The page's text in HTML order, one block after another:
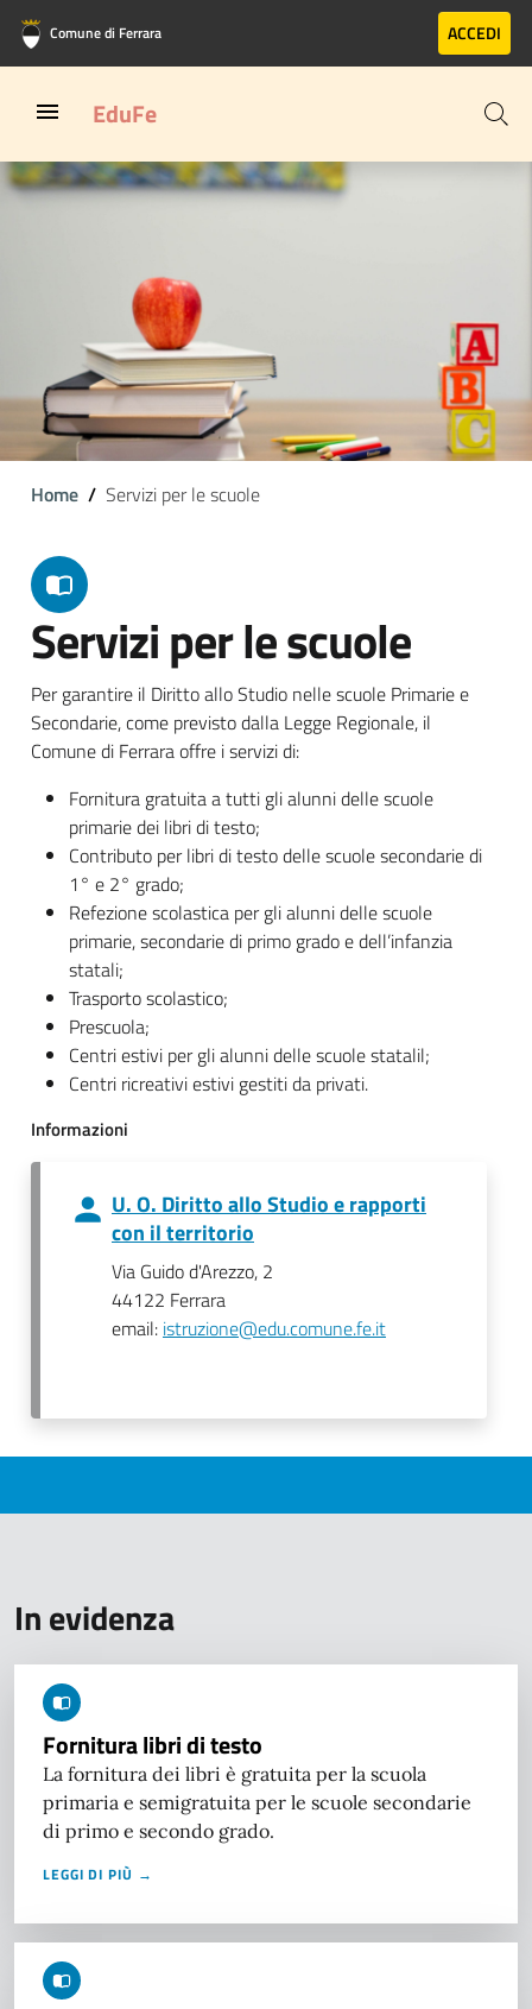
Vai al contenuto principale
Vai al footer
Comune di Ferrara ACCEDI
EduFe
Home Servizi per le scuole
Servizi per le scuole
Per garantire il Diritto allo Studio nelle scuole Primarie e
Secondarie, come previsto dalla Legge Regionale, il
Comune di Ferrara offre i servizi di:
Fornitura gratuita a tutti gli alunni delle scuole
primarie dei libri di testo;
Contributo per libri di testo delle scuole secondarie di
1° e 2° grado;
Refezione scolastica per gli alunni delle scuole
primarie, secondarie di primo grado e dell’infanzia
statali;
Trasporto scolastico;
Prescuola;
Centri estivi per gli alunni delle scuole statalil;
Centri ricreativi estivi gestiti da privati.
Informazioni
U. O. Diritto allo Studio e rapporti
con il territorio
Via Guido d'Arezzo, 2
44122 Ferrara
email: istruzione@edu.comune.fe.it
In evidenza
Fornitura libri di testo
La fornitura dei libri è gratuita per la scuola
primaria e semigratuita per le scuole secondarie
di primo e secondo grado.
LEGGI DI PIÙ →